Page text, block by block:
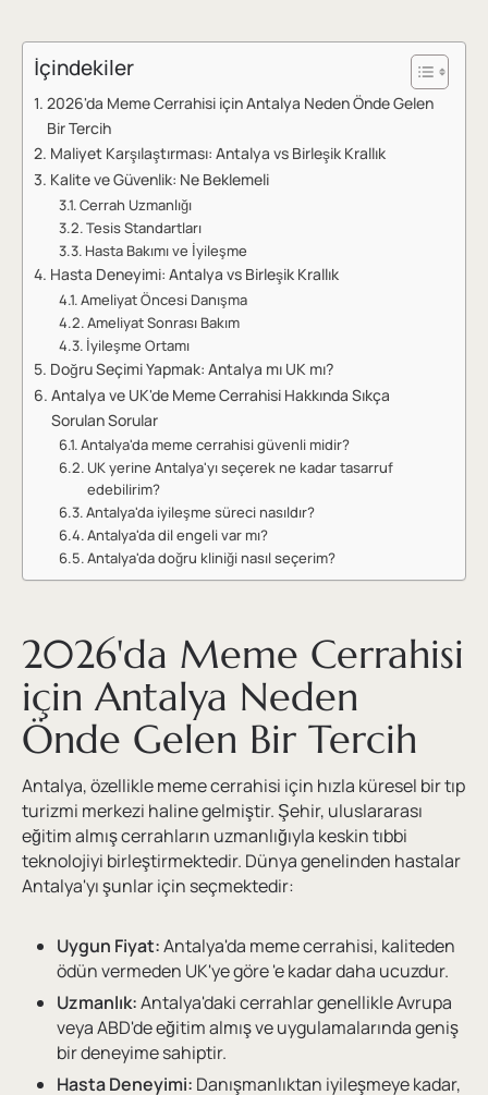
İçindekiler
2026'da Meme Cerrahisi için Antalya Neden Önde Gelen
Bir Tercih
Maliyet Karşılaştırması: Antalya vs Birleşik Krallık
Kalite ve Güvenlik: Ne Beklemeli
Cerrah Uzmanlığı
Tesis Standartları
Hasta Bakımı ve İyileşme
Hasta Deneyimi: Antalya vs Birleşik Krallık
Ameliyat Öncesi Danışma
Ameliyat Sonrası Bakım
İyileşme Ortamı
Doğru Seçimi Yapmak: Antalya mı UK mı?
Antalya ve UK'de Meme Cerrahisi Hakkında Sıkça
Sorulan Sorular
Antalya'da meme cerrahisi güvenli midir?
UK yerine Antalya'yı seçerek ne kadar tasarruf
edebilirim?
Antalya'da iyileşme süreci nasıldır?
Antalya'da dil engeli var mı?
Antalya'da doğru kliniği nasıl seçerim?
2026'da Meme Cerrahisi
için Antalya Neden
Önde Gelen Bir Tercih
Antalya, özellikle meme cerrahisi için hızla küresel bir tıp
turizmi merkezi haline gelmiştir. Şehir, uluslararası
eğitim almış cerrahların uzmanlığıyla keskin tıbbi
teknolojiyi birleştirmektedir. Dünya genelinden hastalar
Antalya'yı şunlar için seçmektedir:
Uygun Fiyat:Antalya'da meme cerrahisi, kaliteden
ödün vermeden UK'ye göre 'e kadar daha ucuzdur.
Uzmanlık:Antalya'daki cerrahlar genellikle Avrupa
veya ABD'de eğitim almış ve uygulamalarında geniş
bir deneyime sahiptir.
Hasta Deneyimi: Danışmanlıktan iyileşmeye kadar,